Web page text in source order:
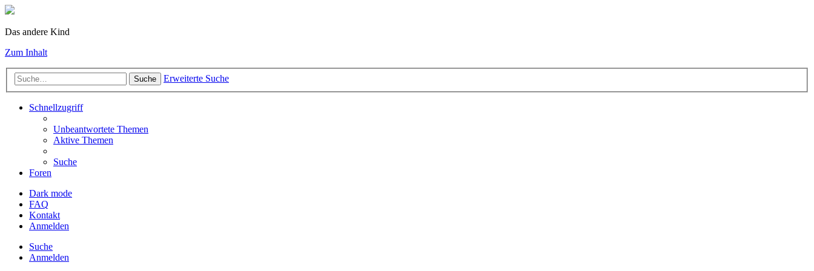
Das andere Kind
Zum Inhalt
Suche Erweiterte Suche
Schnellzugriff
Unbeantwortete Themen
Aktive Themen
Suche
Foren
Dark mode
FAQ
Kontakt
Anmelden
Suche
Anmelden